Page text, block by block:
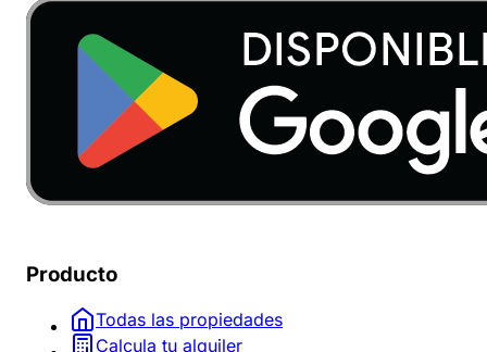
Producto
Todas las propiedades
Calcula tu alquiler